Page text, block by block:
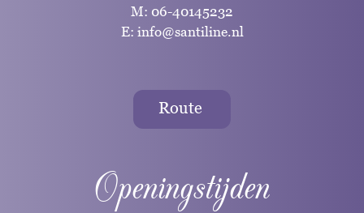
M: 06-40145232
E: info@santiline.nl
Route
Openingstijden